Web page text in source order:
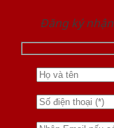
Đăng ký